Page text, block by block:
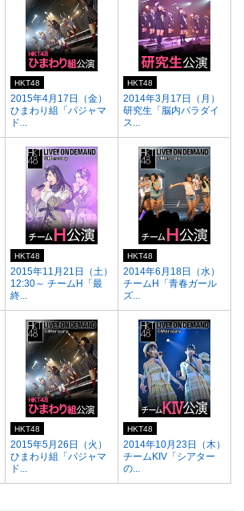
2015年4月17日（金）
ひまわり組「パジャマ
ド...
HKT48
2014年3月17日（月）
研究生「脳内パラダイ
ス...
HKT48
2015年11月21日（土）
12:30～ チームH「最
終...
HKT48
2014年6月18日（水）
チームH「青春ガール
ズ...
HKT48
2015年5月26日（火）
ひまわり組「パジャマ
ド...
HKT48
2014年10月23日（木）
チームKIV「シアター
の...
HKT48